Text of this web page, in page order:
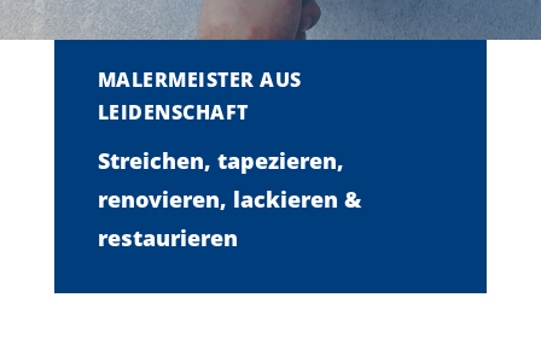
MALERMEISTER AUS
LEIDENSCHAFT
Streichen, tapezieren,
renovieren, lackieren &
restaurieren